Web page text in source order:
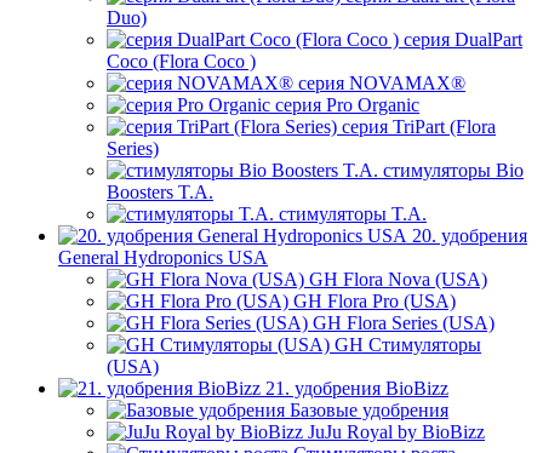
Duo)
серия DualPart
Coco (Flora Coco )
серия NOVAMAX®
серия Pro Organic
серия TriPart (Flora
Series)
стимуляторы Bio
Boosters T.A.
стимуляторы T.A.
20. удобрения
General Hydroponics USA
GH Flora Nova (USA)
GH Flora Pro (USA)
GH Flora Series (USA)
GH Стимуляторы
(USA)
21. удобрения BioBizz
Базовые удобрения
JuJu Royal by BioBizz